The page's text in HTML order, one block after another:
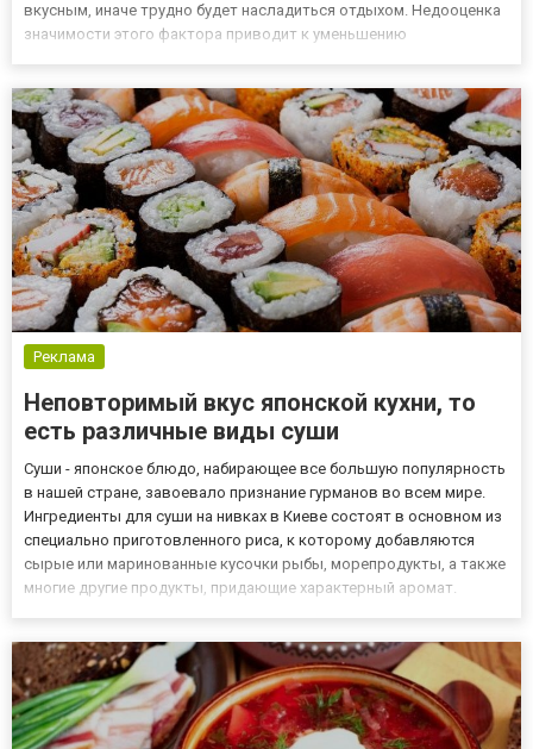
вкусным, иначе трудно будет насладиться отдыхом. Недооценка
значимости этого фактора приводит к уменьшению
Действитель...
Реклама
Неповторимый вкус японской кухни, то
есть различные виды суши
Суши - японское блюдо, набирающее все большую популярность
в нашей стране, завоевало признание гурманов во всем мире.
Ингредиенты для суши на нивках в Киеве состоят в основном из
специально приготовленного риса, к которому добавляются
сырые или маринованные кусочки рыбы, морепродукты, а также
многие другие продукты, придающие характерный аромат.